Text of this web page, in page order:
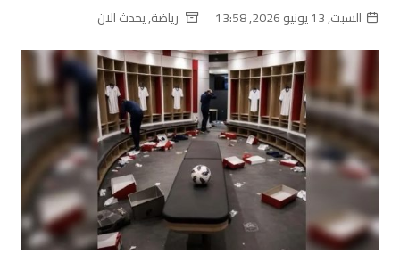
السبت, 13 يونيو 2026, 13:58 رياضة,يحدث الان